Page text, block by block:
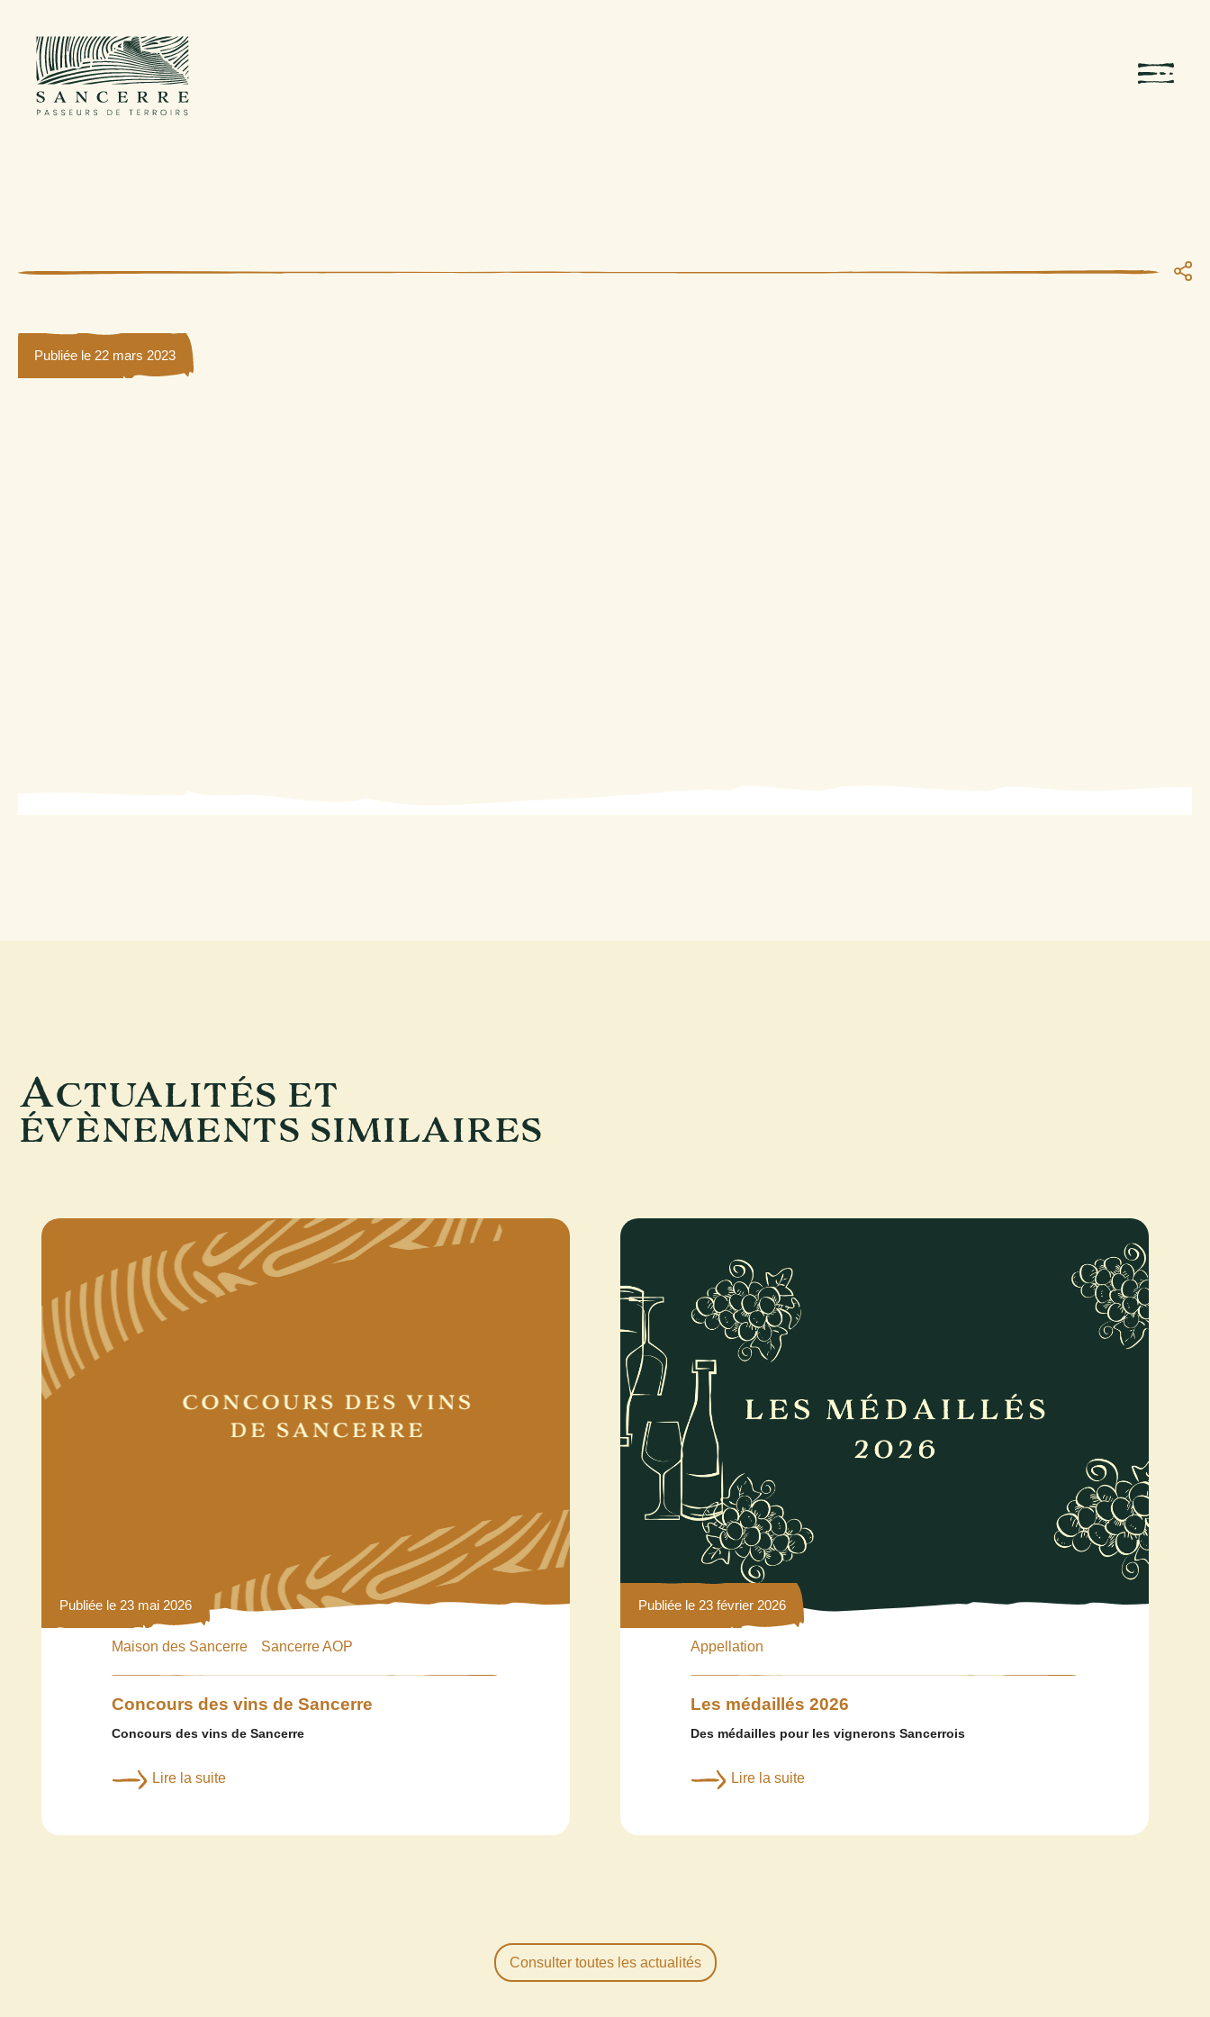
Publiée le 22 mars 2023
ACTUALITÉS ET
ÉVÈNEMENTS SIMILAIRES
Publiée le 23 mai 2026
Maison des Sancerre Sancerre AOP
Concours des vins de Sancerre
Concours des vins de Sancerre
Lire la suite
Publiée le 23 février 2026
Appellation
Les médaillés 2026
Des médailles pour les vignerons Sancerrois
Lire la suite
Consulter toutes les actualités